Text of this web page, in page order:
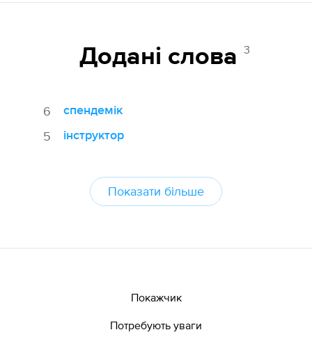
Додані cлова 3
6
спендемік
5
інструктор
Показати більше
Покажчик
Потребують уваги